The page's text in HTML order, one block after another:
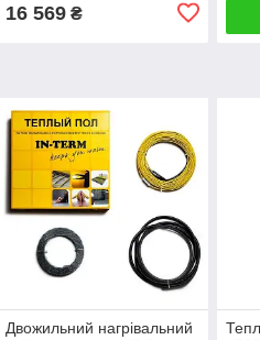
16 569₴
Двожильний нагрівальний